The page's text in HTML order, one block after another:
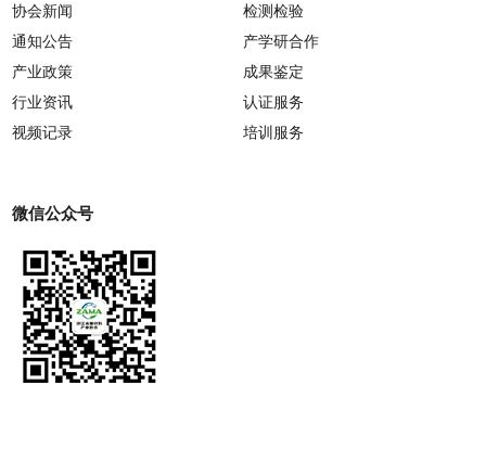
协会新闻
通知公告
产业政策
行业资讯
视频记录
检测检验
产学研合作
成果鉴定
认证服务
培训服务
微信公众号